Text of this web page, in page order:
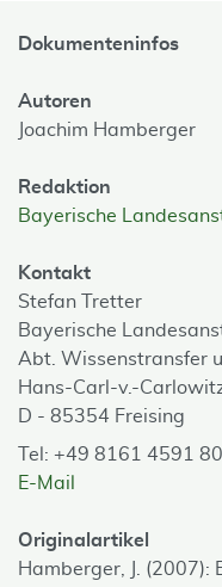
Dokumenteninfos
Autoren
Joachim Hamberger
Redaktion
Bayerische
Kontakt
Stefan Tretter
Bayerische
Abt. Wissenstransfer
Hans-Carl-v.-
D - 85354 Freising
Tel: +49 8161 4591
E-Mail
Originalartikel
Hamberger, J. (2007):